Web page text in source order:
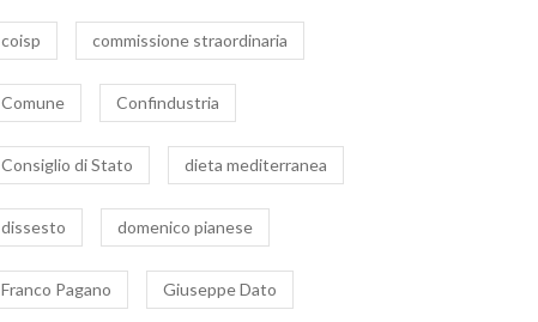
coisp commissione straordinaria
Comune Confindustria
Consiglio di Stato dieta mediterranea
dissesto domenico pianese
Franco Pagano Giuseppe Dato